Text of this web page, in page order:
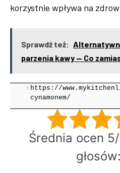
korzystnie wpływa na
Sprawdź też:
parzenia kawy — Co
https://
cynamonem/
Średnia ocen